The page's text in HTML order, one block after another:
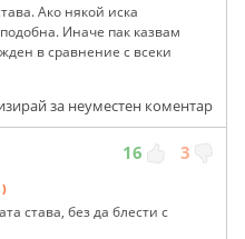
Ако някой иска
Иначе пак казвам
в сравнение с всеки
за неуместен коментар
16 3
става, без да блести с